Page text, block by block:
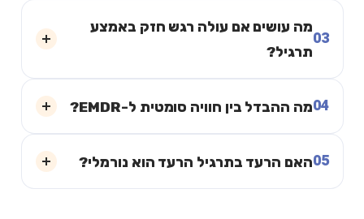
03
מה עושים אם עולה רגש חזק באמצע
תרגיל?
04מה ההבדל בין חוויה סומטית ל-EMDR?
05האם הרעד בתרגיל הרעד הוא נורמלי?